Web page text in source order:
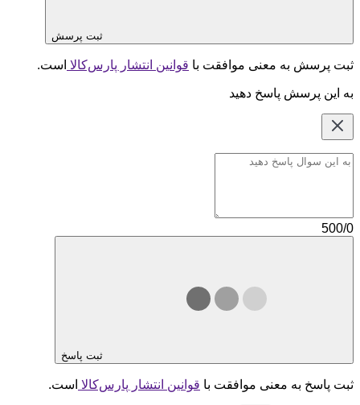
ثبت پرسش
ثبت پرسش به معنی موافقت با قوانین انتشار پارس‌کالا است.
به این پرسش پاسخ دهید
500/0
ثبت پاسخ
ثبت پاسخ به معنی موافقت با قوانین انتشار پارس‌کالا است.